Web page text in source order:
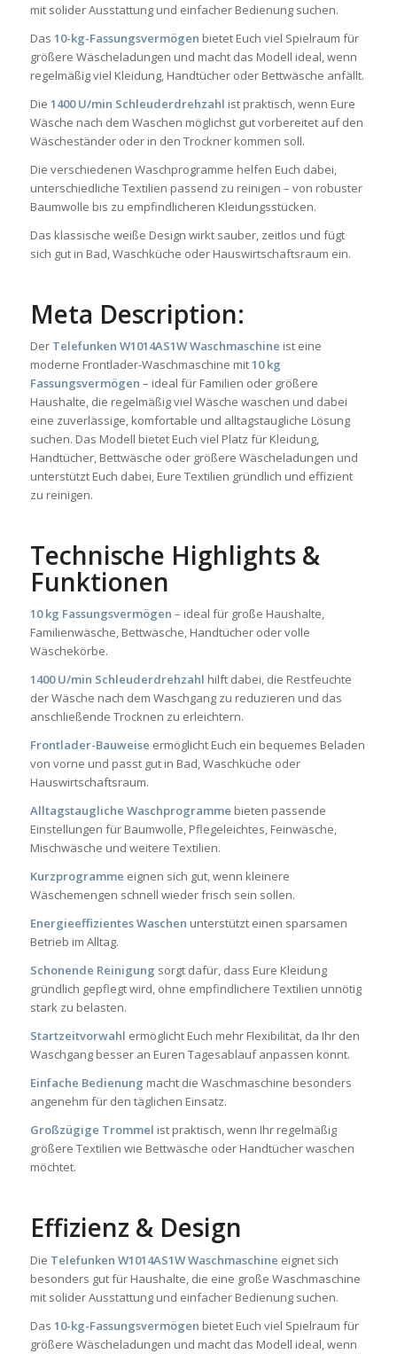
mit solider Ausstattung und einfacher Bedienung suchen.
Das 10-kg-Fassungsvermögen bietet Euch viel Spielraum für
größere Wäscheladungen und macht das Modell ideal, wenn
regelmäßig viel Kleidung, Handtücher oder Bettwäsche anfällt.
Die 1400 U/min Schleuderdrehzahl ist praktisch, wenn Eure
Wäsche nach dem Waschen möglichst gut vorbereitet auf den
Wäscheständer oder in den Trockner kommen soll.
Die verschiedenen Waschprogramme helfen Euch dabei,
unterschiedliche Textilien passend zu reinigen – von robuster
Baumwolle bis zu empfindlicheren Kleidungsstücken.
Das klassische weiße Design wirkt sauber, zeitlos und fügt
sich gut in Bad, Waschküche oder Hauswirtschaftsraum ein.
Meta Description:
Der Telefunken W1014AS1W Waschmaschine ist eine
moderne Frontlader-Waschmaschine mit10 kg
Fassungsvermögen – ideal für Familien oder größere
Haushalte, die regelmäßig viel Wäsche waschen und dabei
eine zuverlässige, komfortable und alltagstaugliche Lösung
suchen. Das Modell bietet Euch viel Platz für Kleidung,
Handtücher, Bettwäsche oder größere Wäscheladungen und
unterstützt Euch dabei, Eure Textilien gründlich und effizient
zu reinigen.
Technische Highlights &
Funktionen
10 kg Fassungsvermögen – ideal für große Haushalte,
Familienwäsche, Bettwäsche, Handtücher oder volle
Wäschekörbe.
1400 U/min Schleuderdrehzahl hilft dabei, die Restfeuchte
der Wäsche nach dem Waschgang zu reduzieren und das
anschließende Trocknen zu erleichtern.
Frontlader-Bauweise ermöglicht Euch ein bequemes Beladen
von vorne und passt gut in Bad, Waschküche oder
Hauswirtschaftsraum.
Alltagstaugliche Waschprogramme bieten passende
Einstellungen für Baumwolle, Pflegeleichtes, Feinwäsche,
Mischwäsche und weitere Textilien.
Kurzprogramme eignen sich gut, wenn kleinere
Wäschemengen schnell wieder frisch sein sollen.
Energieeffizientes Waschen unterstützt einen sparsamen
Betrieb im Alltag.
Schonende Reinigung sorgt dafür, dass Eure Kleidung
gründlich gepflegt wird, ohne empfindlichere Textilien unnötig
stark zu belasten.
Startzeitvorwahl ermöglicht Euch mehr Flexibilität, da Ihr den
Waschgang besser an Euren Tagesablauf anpassen könnt.
Einfache Bedienung macht die Waschmaschine besonders
angenehm für den täglichen Einsatz.
Großzügige Trommel ist praktisch, wenn Ihr regelmäßig
größere Textilien wie Bettwäsche oder Handtücher waschen
möchtet.
Effizienz & Design
Die Telefunken W1014AS1W Waschmaschine eignet sich
besonders gut für Haushalte, die eine große Waschmaschine
mit solider Ausstattung und einfacher Bedienung suchen.
Das 10-kg-Fassungsvermögen bietet Euch viel Spielraum für
größere Wäscheladungen und macht das Modell ideal, wenn